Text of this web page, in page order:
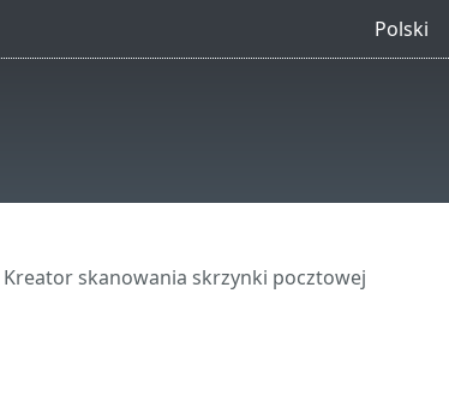
Polski
Kreator skanowania skrzynki pocztowej